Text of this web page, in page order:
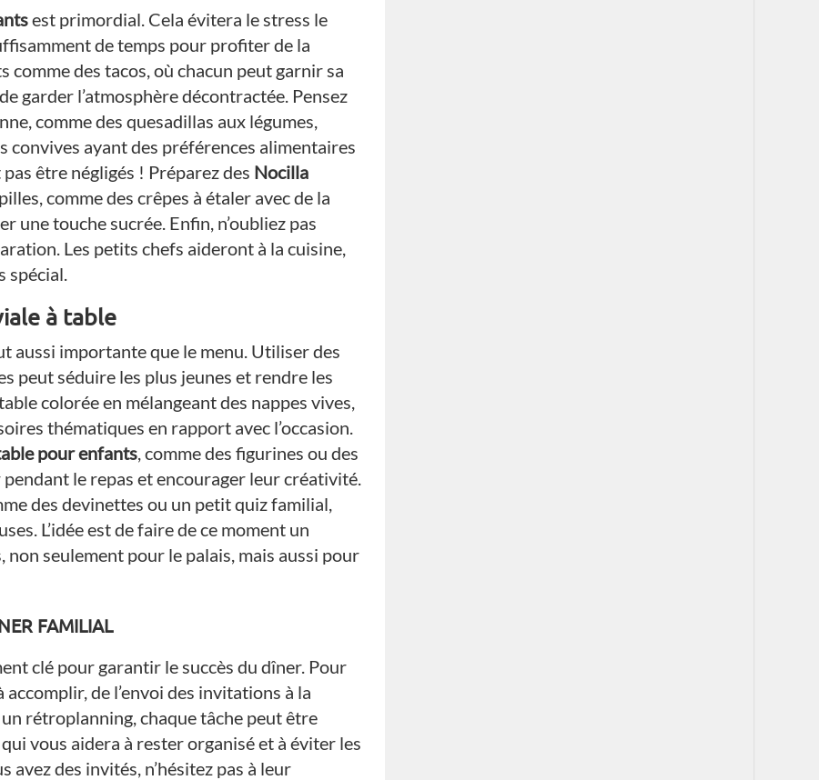
est primordial. Cela évitera le stress le
de temps pour profiter de la
comme des tacos, où chacun peut garnir sa
garder l’atmosphère décontractée. Pensez
comme des quesadillas aux légumes,
ayant des préférences alimentaires
être négligés ! Préparez des Nocilla
comme des crêpes à étaler avec de la
touche sucrée. Enfin, n’oubliez pas
Les petits chefs aideront à la cuisine,
spécial.
à table
aussi importante que le menu. Utiliser des
peut séduire les plus jeunes et rendre les
colorée en mélangeant des nappes vives,
thématiques en rapport avec l’occasion.
pour enfants, comme des figurines ou des
le repas et encourager leur créativité.
des devinettes ou un petit quiz familial,
L’idée est de faire de ce moment un
seulement pour le palais, mais aussi pour
FAMILIAL
clé pour garantir le succès du dîner. Pour
de l’envoi des invitations à la
rétroplanning, chaque tâche peut être
vous aidera à rester organisé et à éviter les
des invités, n’hésitez pas à leur